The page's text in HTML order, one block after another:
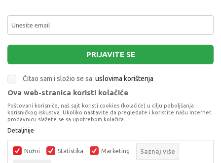
PRIJAVITE SE
Čitao sam i složio se sa uslovima korištenja
Terms of Service
apply.
Ova web-stranica koristi kolačiće
Poštovani korisniče, naš sajt koristi cookies (kolačiće) u cilju poboljšanja
korisničkog iskustva. Ukoliko nastavite da pregledate i koristite našu Internet
prodavnicu slažete se sa upotrebom kolačića.
Detaljnije
Nužni Statistika Marketing Saznaj više